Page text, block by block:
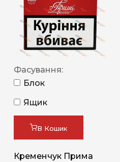
Фасування:
Блок
Ящик
В Кошик
Кременчук Прима